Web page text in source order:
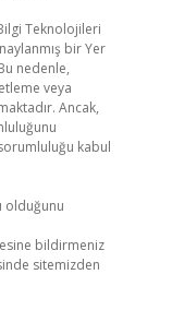
Teknolojileri
bir Yer
nedenle,
veya
Ancak,
kabul
olduğunu
bildirmeniz
sitemizden